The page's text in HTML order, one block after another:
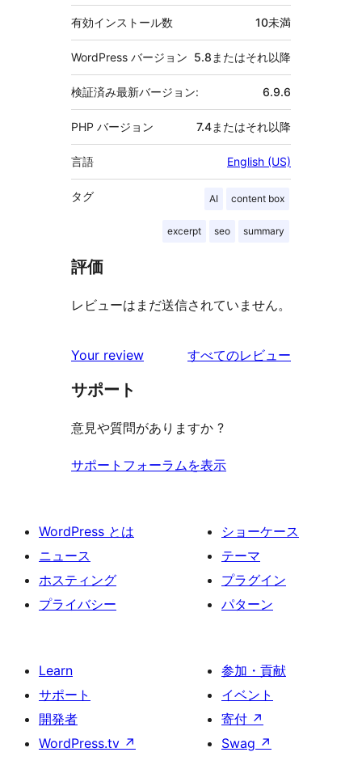
有効インストール数 10未満
WordPress バージョン 5.8またはそれ以降
検証済み最新バージョン: 6.9.6
PHP バージョン 7.4またはそれ以降
言語 English (US)
タグ AI content box
excerpt seo summary
評価
レビューはまだ送信されていません。
Your review すべてのレビュー
サポート
意見や質問がありますか ?
サポートフォーラムを表示
WordPress とは
ニュース
ホスティング
プライバシー
ショーケース
テーマ
プラグイン
パターン
Learn
サポート
開発者
WordPress.tv ↗
参加・貢献
イベント
寄付 ↗
Swag ↗